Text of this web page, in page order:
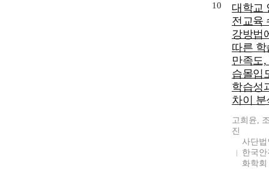
10
대학교
전교육
강방법
따른 학
만족도,
습몰입
학습성
차이 분
고희윤,
진
사단법
한국
화학회